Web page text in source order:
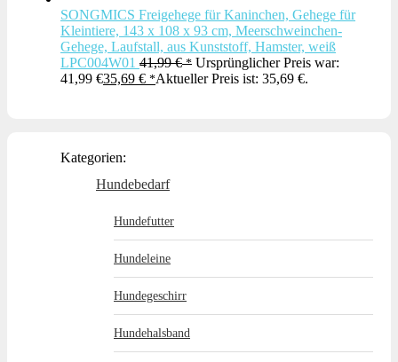
SONGMICS Freigehege für Kaninchen, Gehege für
Kleintiere, 143 x 108 x 93 cm, Meerschweinchen-
Gehege, Laufstall, aus Kunststoff, Hamster, weiß
LPC004W01 41,99€
Ursprünglicher Preis war:
41,99 €35,69 € Aktueller Preis ist: 35,69 €.
Kategorien:
Hundebedarf
Hundefutter
Hundeleine
Hundegeschirr
Hundehalsband